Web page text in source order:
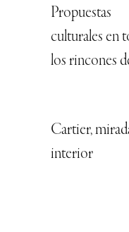
Propuestas
culturales en
los rincones
Cartier,
interior